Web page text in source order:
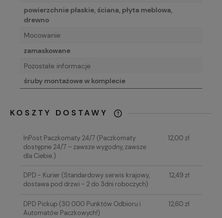
powierzchnie płaskie, ściana, płyta meblowa,
drewno
Mocowanie
zamaskowane
Pozostałe informacje
śruby montażowe w komplecie
KOSZTY DOSTAWY
KOSZTÓW PŁATNOŚCI
InPost Paczkomaty 24/7(Paczkomaty
dostępne 24/7 – zawsze wygodny, zawsze
dla Ciebie.)
12,00 zł
DPD - Kurier(Standardowy serwis krajowy,
dostawa pod drzwi - 2 do 3dni roboczych)
12,49 zł
DPD Pickup(30 000 Punktów Odbioru i
Automatów Paczkowych!)
12,60 zł